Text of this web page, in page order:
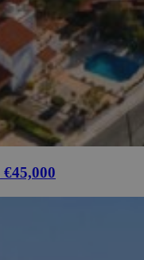
€45,000